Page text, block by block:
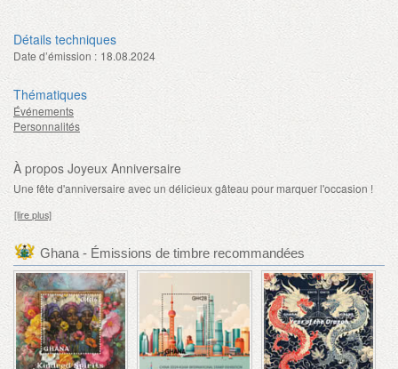
Détails techniques
Date d’émission : 18.08.2024
Thématiques
Événements
Personnalités
À propos Joyeux Anniversaire
Une fête d'anniversaire avec un délicieux gâteau pour marquer l'occasion !
[lire plus]
Ghana - Émissions de timbre recommandées